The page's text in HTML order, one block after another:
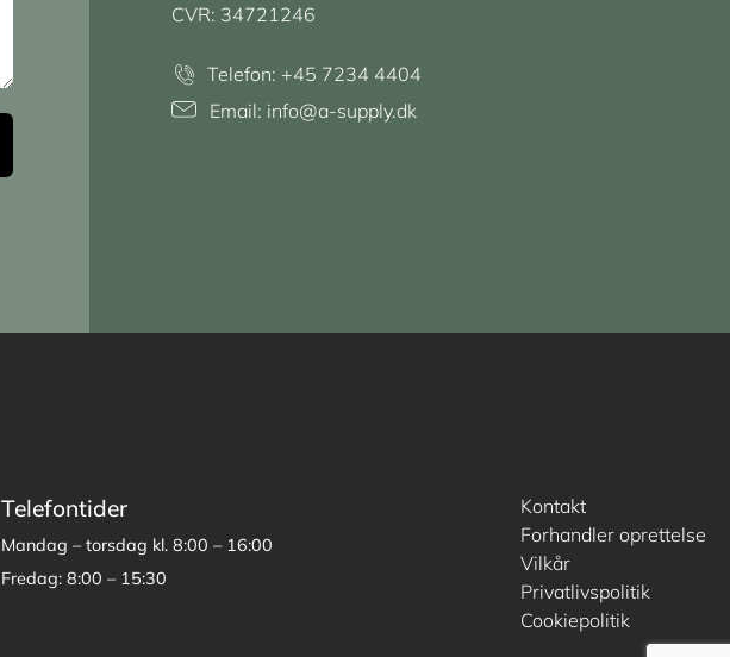
CVR: 34721246
Telefon: +45 7234 4404
Email: info@a-supply.dk
Telefontider
Mandag – torsdag kl. 8:00 – 16:00
Fredag: 8:00 – 15:30
Kontakt
Forhandler oprettelse
Vilkår
Privatlivspolitik
Cookiepolitik